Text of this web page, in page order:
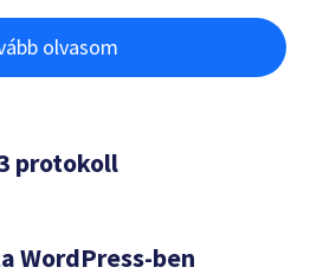
olvasom
protokoll
WordPress-ben